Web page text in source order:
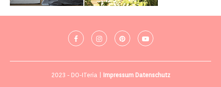
2023 - DO-ITeria | Impressum Datenschutz